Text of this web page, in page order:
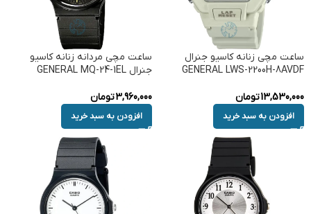
ساعت مچی زنانه کاسیو جنرال
GENERAL LWS-2200H-8AVDF
13,530,000تومان
افزودن به سبد خرید
ساعت مچی مردانه زنانه کاسیو
جنرال GENERAL MQ-24-1EL
3,960,000تومان
افزودن به سبد خرید